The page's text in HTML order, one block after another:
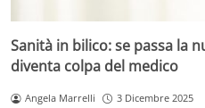
Sanità in bilico: se passa la
diventa colpa del medico
Angela Marrelli 3 Dicembre 2025